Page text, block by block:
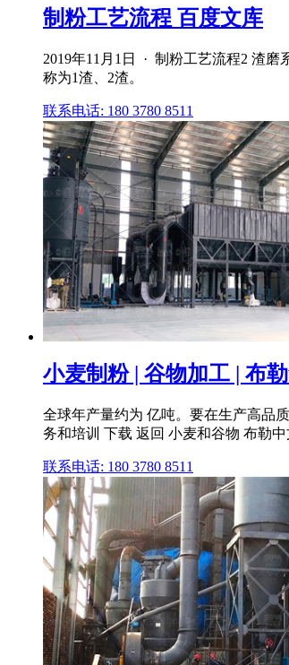
制粉工艺流程 百度文库
2019年11月1日 · 制粉工艺流程2 渣
称为1渣、2渣。
联系电话: 180 3780 8511
小麦制粉 | 谷物加工 | 布
全球年产量约为 亿吨。要在生产高品
务和培训 下载 返回 小麦和谷物 布勒
联系电话: 180 3780 8511